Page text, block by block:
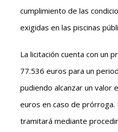
cumplimiento de las
exigidas en las piscinas
La licitación cuenta con un
77.536 euros para un
pudiendo alcanzar un valor
euros en caso de prórroga.
tramitará mediante